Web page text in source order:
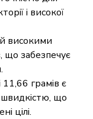
і високої
високими
що забезпечує
11,66 грамів є
швидкістю, що
цілі.